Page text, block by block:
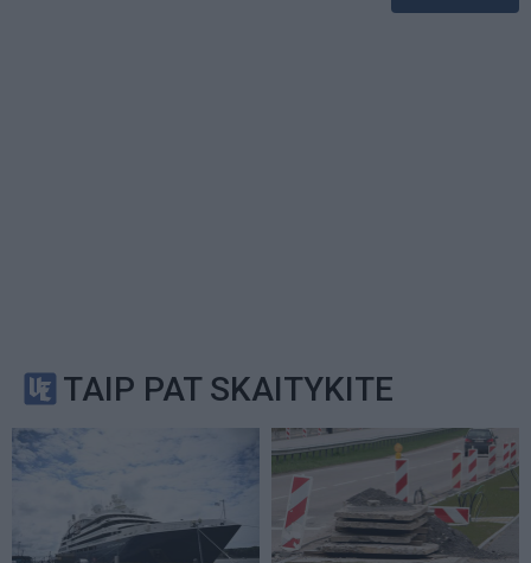
TAIP PAT SKAITYKITE